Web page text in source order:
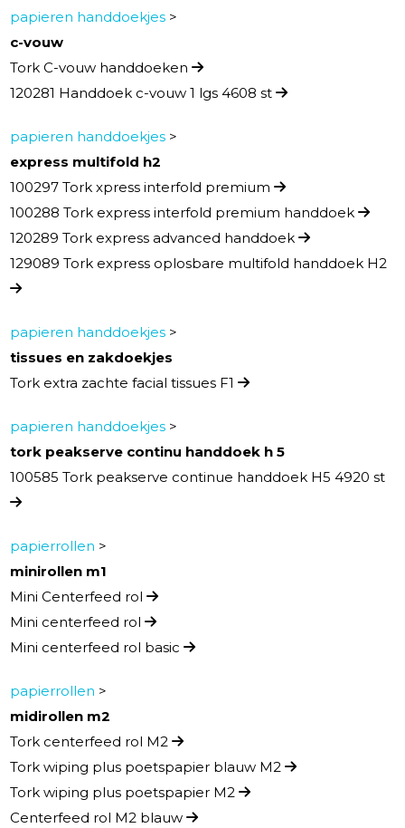
papieren handdoekjes >
c-vouw
Tork C-vouw handdoeken
120281 Handdoek c-vouw 1 lgs 4608 st
papieren handdoekjes >
express multifold h2
100297 Tork xpress interfold premium
100288 Tork express interfold premium handdoek
120289 Tork express advanced handdoek
129089 Tork express oplosbare multifold handdoek H2
papieren handdoekjes >
tissues en zakdoekjes
Tork extra zachte facial tissues F1
papieren handdoekjes >
tork peakserve continu handdoek h 5
100585 Tork peakserve continue handdoek H5 4920 st
papierrollen >
minirollen m1
Mini Centerfeed rol
Mini centerfeed rol
Mini centerfeed rol basic
papierrollen >
midirollen m2
Tork centerfeed rol M2
Tork wiping plus poetspapier blauw M2
Tork wiping plus poetspapier M2
Centerfeed rol M2 blauw